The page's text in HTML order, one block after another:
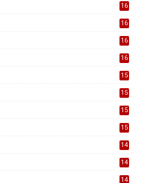
16
16
16
16
15
15
15
15
14
14
14